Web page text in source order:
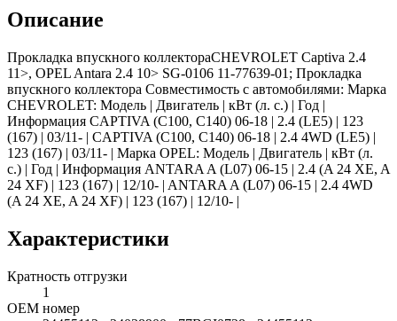
Описание
Прокладка впускного коллектораCHEVROLET Captiva 2.4
11>, OPEL Antara 2.4 10> SG-0106 11-77639-01; Прокладка
впускного коллектора Совместимость с автомобилями: Марка
CHEVROLET: Модель | Двигатель | кВт (л. с.) | Год |
Информация CAPTIVA (C100, C140) 06-18 | 2.4 (LE5) | 123
(167) | 03/11- | CAPTIVA (C100, C140) 06-18 | 2.4 4WD (LE5) |
123 (167) | 03/11- | Марка OPEL: Модель | Двигатель | кВт (л.
с.) | Год | Информация ANTARA A (L07) 06-15 | 2.4 (A 24 XE, A
24 XF) | 123 (167) | 12/10- | ANTARA A (L07) 06-15 | 2.4 4WD
(A 24 XE, A 24 XF) | 123 (167) | 12/10- |
Характеристики
Кратность отгрузки
1
ОЕМ номер